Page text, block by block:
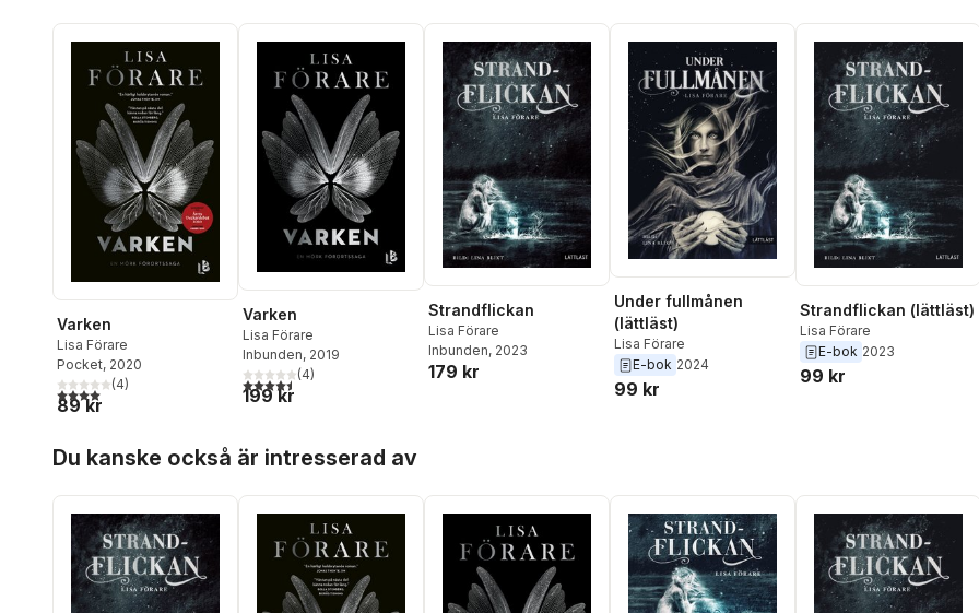
Varken
Lisa Förare
Pocket, 2020
4,0utav 5 stjärnor. Totalt antal röster:
(4)
89 kr
Varken
Lisa Förare
Inbunden, 2019
4,5utav 5 stjärnor. Totalt antal röster:
(4)
199 kr
Strandflickan
Lisa Förare
Inbunden, 2023
179 kr
Under fullmånen
(lättläst)
Lisa Förare
E-bok 2024
99 kr
Strandflickan (lättläst)
Lisa Förare
E-bok 2023
99 kr
Du kanske också är intresserad av